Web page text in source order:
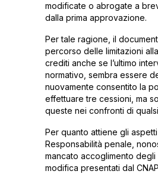
modificate o abrogate a
dalla prima approvazione.
Per tale ragione, il
percorso delle limitazioni
crediti anche se l’ultimo
normativo, sembra essere
nuovamente consentito la
effettuare tre cessioni, ma
queste nei confronti di
Per quanto attiene gli
Responsabilità penale,
mancato accoglimento degli
modifica presentati dal